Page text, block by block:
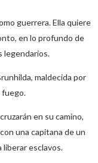
guerrera. Ella quiere
en lo profundo de
legendarios.
maldecida por
fuego.
en su camino,
una capitana de un
liberar esclavos.